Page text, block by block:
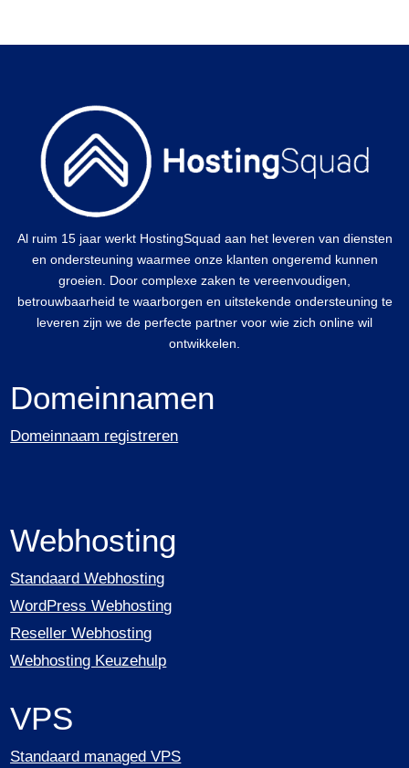
Al ruim 15 jaar werkt HostingSquad aan het leveren van diensten
en ondersteuning waarmee onze klanten ongeremd kunnen
groeien. Door complexe zaken te vereenvoudigen,
betrouwbaarheid te waarborgen en uitstekende ondersteuning te
leveren zijn we de perfecte partner voor wie zich online wil
ontwikkelen.
Domeinnamen
Domeinnaam registreren
Webhosting
Standaard Webhosting
WordPress Webhosting
Reseller Webhosting
Webhosting Keuzehulp
VPS
Standaard managed VPS